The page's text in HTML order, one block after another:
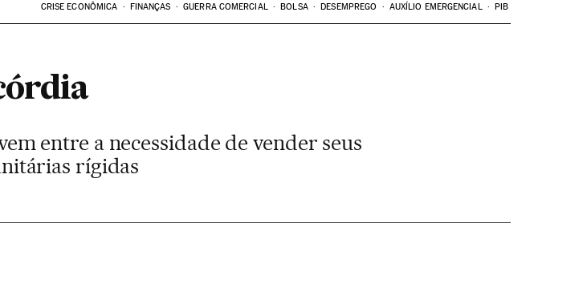
CRISE ECONÔMICA FINANÇAS GUERRA COMERCIAL BOLSA DESEMPREGO AUXÍLIO EMERGENCIAL PIB
entre a necessidade de vender seus
rígidas